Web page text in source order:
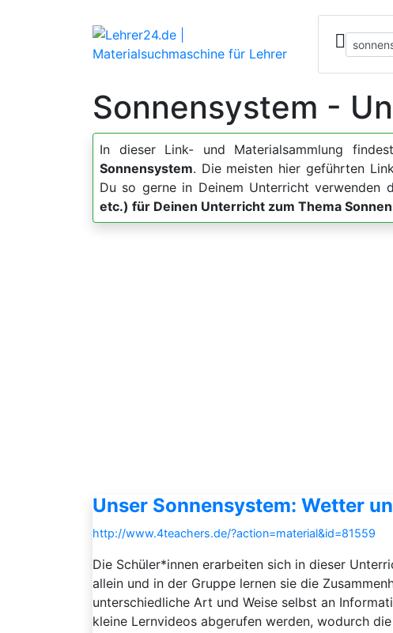
Sonnensystem -
In dieser Link- und Materialsammlung
Sonnensystem. Die meisten hier geführten
Du so gerne in Deinem Unterricht verwenden
etc.) für Deinen Unterricht zum Thema
Unser Sonnensystem: Wetter
http://www.4teachers.de/?action=material&id=81559
Die Schüler*innen erarbeiten sich in dieser
allein und in der Gruppe lernen sie die
unterschiedliche Art und Weise selbst an
kleine Lernvideos abgerufen werden, wodurch